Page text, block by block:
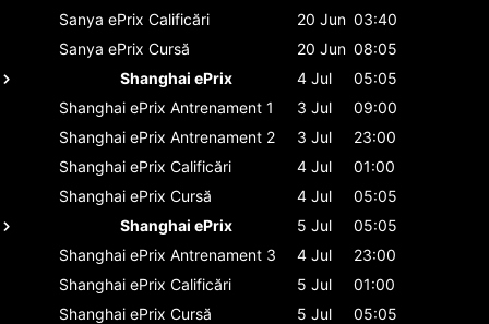
Sanya ePrix Calificări 20 Jun 03:40
Sanya ePrix Cursă 20 Jun 08:05
Shanghai ePrix
4 Jul
05:05
Shanghai ePrix Antrenament 1 3 Jul
09:00
Shanghai ePrix Antrenament 2 3 Jul
23:00
Shanghai ePrix Calificări 4 Jul
01:00
Shanghai ePrix Cursă 4 Jul
05:05
Shanghai ePrix
5 Jul
05:05
Shanghai ePrix Antrenament 3 4 Jul
23:00
Shanghai ePrix Calificări 5 Jul
01:00
Shanghai ePrix Cursă 5 Jul
05:05